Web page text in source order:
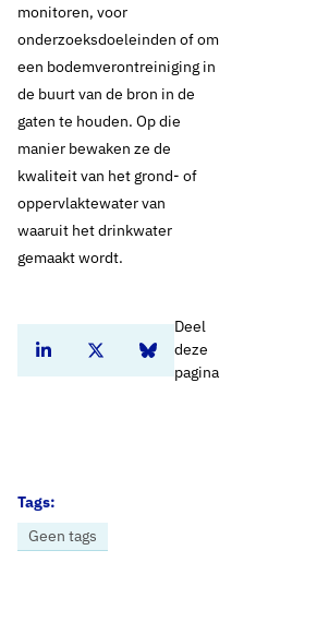
Home Nieuws
monitoren, voor
onderzoeksdoeleinden of om
een bodemverontreiniging in
de buurt van de bron in de
gaten te houden. Op die
manier bewaken ze de
kwaliteit van het grond- of
oppervlaktewater van
waaruit het drinkwater
gemaakt wordt.​
Deel
deze
pagina
Deel dit artikel op Linkedin
Deel dit artikel op Twitter
Deel dit artikel op Bluesky
Tags:
Geen tags